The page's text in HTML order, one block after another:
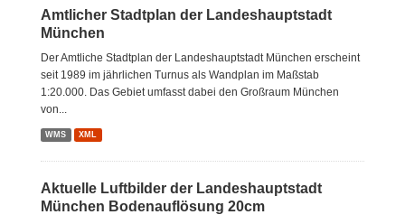
Amtlicher Stadtplan der Landeshauptstadt
München
Der Amtliche Stadtplan der Landeshauptstadt München erscheint
seit 1989 im jährlichen Turnus als Wandplan im Maßstab
1:20.000. Das Gebiet umfasst dabei den Großraum München
von...
WMS XML
Aktuelle Luftbilder der Landeshauptstadt
München Bodenauflösung 20cm